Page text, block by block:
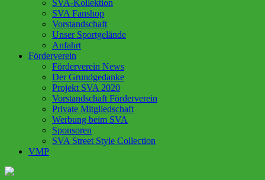
SVA-Kollektion
SVA Fanshop
Vorstandschaft
Unser Sportgelände
Anfahrt
Förderverein
Förderverein News
Der Grundgedanke
Projekt SVA 2020
Vorstandschaft Förderverein
Private Mitgliedschaft
Werbung beim SVA
Sponsoren
SVA Street Style Collection
VMP